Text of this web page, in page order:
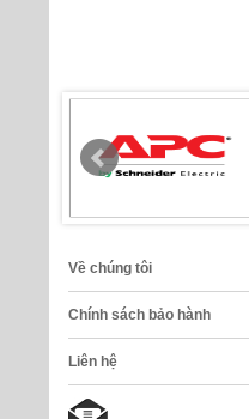
Về chúng tôi
Chính sách bảo hành
Liên hệ